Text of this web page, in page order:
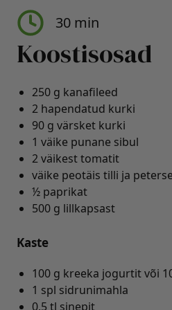
30 min
Koostisosad
250 g kanafileed
2 hapendatud kurki
90 g värsket kurki
1 väike punane sibul
2 väikest tomatit
väike peotäis tilli ja
½ paprikat
500 g lillkapsast
Kaste
100 g kreeka jogurtit või
1 spl sidrunimahla
0,5 tl sinepit